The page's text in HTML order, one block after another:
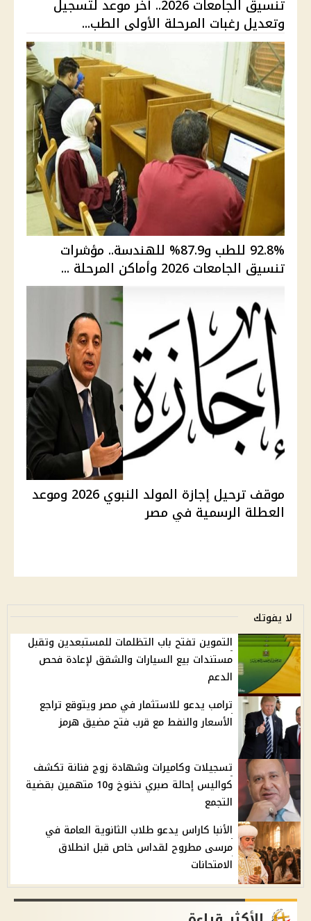
تنسيق الجامعات 2026.. آخر موعد لتسجيل
وتعديل رغبات المرحلة الأولى الطب...
92.8% للطب و87.9% للهندسة.. مؤشرات
تنسيق الجامعات 2026 وأماكن المرحلة ...
موقف ترحيل إجازة المولد النبوي 2026 وموعد
العطلة الرسمية في مصر
لا يفوتك
التموين تفتح باب التظلمات للمستبعدين وتقبل
مستندات بيع السيارات والشقق لإعادة فحص
الدعم
ترامب يدعو للاستثمار في مصر ويتوقع تراجع
الأسعار والنفط مع قرب فتح مضيق هرمز
تسجيلات وكاميرات وشهادة زوج فنانة تكشف
كواليس إحالة صبري نخنوخ و10 متهمين بقضية
التجمع
الأنبا كاراس يدعو طلاب الثانوية العامة في
مرسى مطروح لقداس خاص قبل انطلاق
الامتحانات